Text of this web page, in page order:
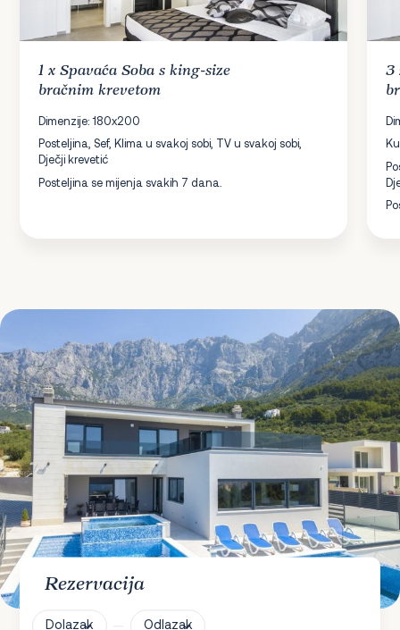
1 xSpavaća Sobas king-size
bračnim krevetom
Dimenzije: 180x200
Posteljina, Sef, Klima u svakoj sobi, TV u svakoj sobi,
Dječji krevetić
Posteljina se mijenja svakih 7 dana.
3
Rezervacija
Dolazak Odlazak